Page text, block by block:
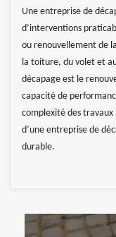
Une entreprise de
d’interventions
ou renouvellement de
la toiture, du volet et
décapage est le
capacité de
complexité des
d’une entreprise de
durable.